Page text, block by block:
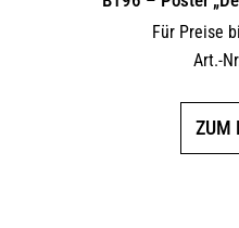
Für Preise
Art.-
ZUM